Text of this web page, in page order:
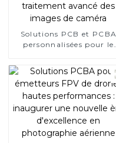
Solutions PCB et PCBA
personnalisées pour le